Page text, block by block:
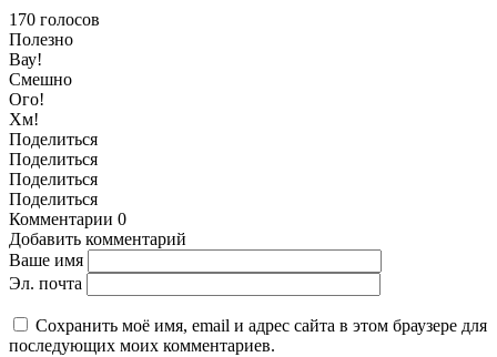
170 голосов
Полезно
Вау!
Смешно
Ого!
Хм!
Поделиться
Поделиться
Поделиться
Поделиться
Комментарии 0
Добавить комментарий
Ваше имя
Эл. почта
Сохранить моё имя, email и адрес сайта в этом браузере для
последующих моих комментариев.